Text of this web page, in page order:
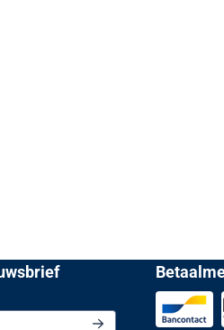
in voor de nieuwsbrief